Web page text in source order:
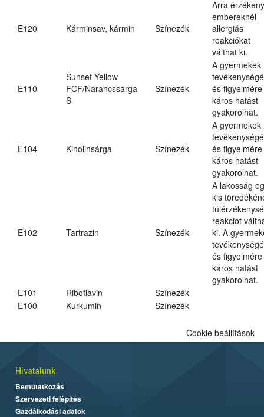
E120 Kárminsav, kármin Színezék
Arra érzékeny
embereknél
allergiás
reakciókat
válthat ki.
E110
Sunset Yellow
FCF/Narancssárga
S
Színezék
A gyermekek
és figyelmére
káros hatást
gyakorolhat.
E104 Kinolinsárga Színezék
A gyermekek
és figyelmére
káros hatást
gyakorolhat.
E102 Tartrazin Színezék
A lakosság
kis
reakciót
ki. A
és figyelmére
káros hatást
gyakorolhat.
E101
Riboflavin
Színezék
E100
Kurkumin Színezék
Cookie beállítások
Hivatalunk
Bemutatkozás
Szervezeti felépítés
Gazdálkodási adatok